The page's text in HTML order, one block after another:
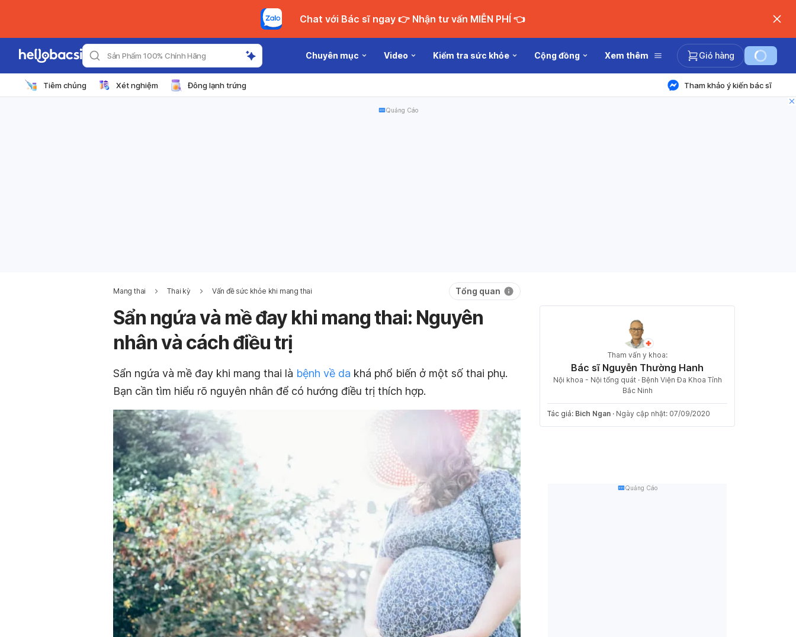
Chat với Bác sĩ ngay 👉 Nhận tư vấn MIỄN PHÍ 👈
Sản Phẩm 100% Chính Hãng Chuyên mục Video Kiểm tra sức khỏe Cộng đồng Xem thêm Giỏ hàng
Tiêm chủng Xét nghiệm Đông lạnh trứng Tham khảo ý kiến bác sĩ
Quảng Cáo
Mang thai Thai kỳ Vấn đề sức khỏe khi mang thai Tổng quan
Sẩn ngứa và mề đay khi mang thai: Nguyên
nhân và cách điều trị
Sẩn ngứa và mề đay khi mang thai là bệnh về da khá phổ biến ở một số thai phụ.
Bạn cần tìm hiểu rõ nguyên nhân để có hướng điều trị thích hợp.
Tham vấn y khoa:
Bác sĩ Nguyễn Thường Hanh
Nội khoa - Nội tổng quát · Bệnh Viện Đa Khoa Tỉnh
Bắc Ninh
Tác giả: Bich Ngan · Ngày cập nhật: 07/09/2020
Quảng Cáo